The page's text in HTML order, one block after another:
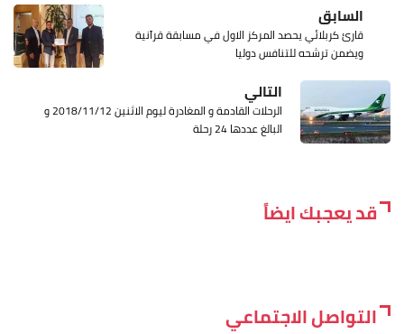
السابق
قارئ كربلائي يحصد المركز الاول في مسابقة قرآنية
ويضمن ترشحه للتنافس دوليا
التالي
الرحلات القادمة و المغادرة ليوم الاثنين 2018/11/12 و
البالغ عددها 24 رحلة
قد يعجبك ايضاً
التواصل الاجتماعي